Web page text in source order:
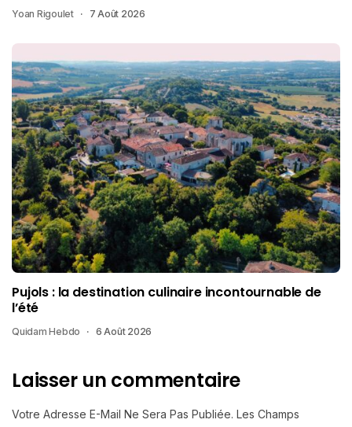
Yoan Rigoulet 7 Août 2026
Pujols : la destination culinaire incontournable de
l’été
Quidam Hebdo 6 Août 2026
Laisser un commentaire
Votre Adresse E-Mail Ne Sera Pas Publiée. Les Champs